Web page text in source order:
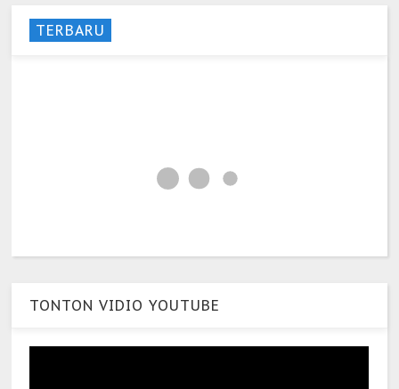
TERBARU
TONTON VIDIO YOUTUBE